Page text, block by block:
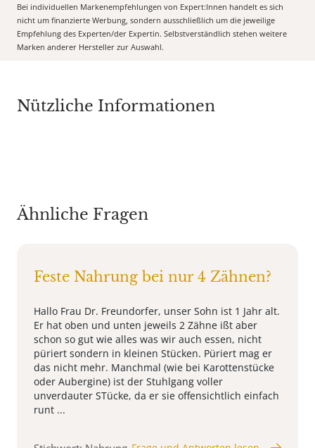
Bei individuellen Markenempfehlungen von Expert:Innen handelt es sich
nicht um finanzierte Werbung, sondern ausschließlich um die jeweilige
Empfehlung des Experten/der Expertin. Selbstverständlich stehen weitere
Marken anderer Hersteller zur Auswahl.
Nützliche Informationen
Ähnliche Fragen
Feste Nahrung bei nur 4 Zähnen?
Hallo Frau Dr. Freundorfer, unser Sohn ist 1 Jahr alt.
Er hat oben und unten jeweils 2 Zähne ißt aber
schon so gut wie alles was wir auch essen, nicht
püriert sondern in kleinen Stücken. Püriert mag er
das nicht mehr. Manchmal (wie bei Karottenstücke
oder Aubergine) ist der Stuhlgang voller
unverdauter STücke, da er sie offensichtlich einfach
runt ...